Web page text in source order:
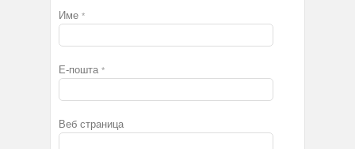
Име *
Е-пошта *
Веб страница